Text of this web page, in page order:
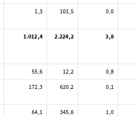
1,3 101,5 0,0
1.012,4 2.224,2 3,8
55,6 12,2 0,8
172,3 620,2 0,1
64,1 345,6 1,0